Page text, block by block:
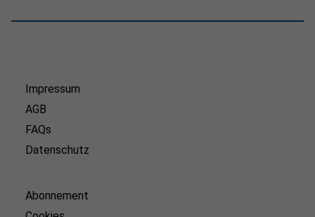
Impressum
AGB
FAQs
Datenschutz
Abonnement